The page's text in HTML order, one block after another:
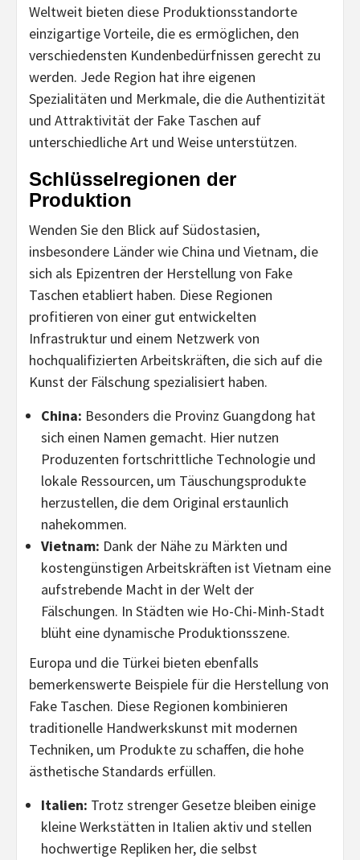
Weltweit bieten diese Produktionsstandorte
einzigartige Vorteile, die es ermöglichen, den
verschiedensten Kundenbedürfnissen gerecht zu
werden. Jede Region hat ihre eigenen
Spezialitäten und Merkmale, die die Authentizität
und Attraktivität der Fake Taschen auf
unterschiedliche Art und Weise unterstützen.
Schlüsselregionen der
Produktion
Wenden Sie den Blick auf Südostasien,
insbesondere Länder wie China und Vietnam, die
sich als Epizentren der Herstellung von Fake
Taschen etabliert haben. Diese Regionen
profitieren von einer gut entwickelten
Infrastruktur und einem Netzwerk von
hochqualifizierten Arbeitskräften, die sich auf die
Kunst der Fälschung spezialisiert haben.
China: Besonders die Provinz Guangdong hat
sich einen Namen gemacht. Hier nutzen
Produzenten fortschrittliche Technologie und
lokale Ressourcen, um Täuschungsprodukte
herzustellen, die dem Original erstaunlich
nahekommen.
Vietnam: Dank der Nähe zu Märkten und
kostengünstigen Arbeitskräften ist Vietnam eine
aufstrebende Macht in der Welt der
Fälschungen. In Städten wie Ho-Chi-Minh-Stadt
blüht eine dynamische Produktionsszene.
Europa und die Türkei bieten ebenfalls
bemerkenswerte Beispiele für die Herstellung von
Fake Taschen. Diese Regionen kombinieren
traditionelle Handwerkskunst mit modernen
Techniken, um Produkte zu schaffen, die hohe
ästhetische Standards erfüllen.
Italien: Trotz strenger Gesetze bleiben einige
kleine Werkstätten in Italien aktiv und stellen
hochwertige Repliken her, die selbst